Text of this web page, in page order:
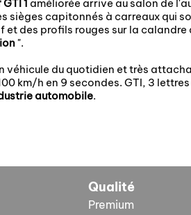
1 améliorée arrive au salon de
sièges capitonnés à carreaux qui
des profils rouges sur la calandre
".
véhicule du quotidien et très
km/h en 9 secondes. GTI, 3
automobile.
Qualité
Premium